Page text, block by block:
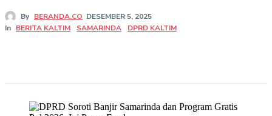
By BERANDA.CO DESEMBER 5, 2025
In BERITA KALTIM SAMARINDA DPRD KALTIM